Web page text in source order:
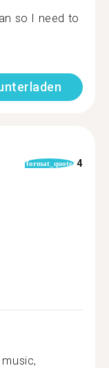
so I need to
format_quote 4